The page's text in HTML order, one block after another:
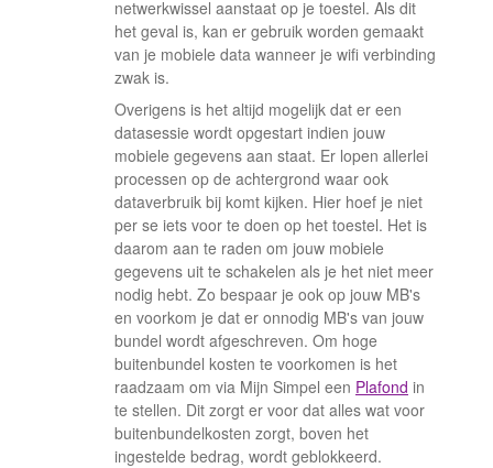
netwerkwissel aanstaat op je toestel. Als dit
het geval is, kan er gebruik worden gemaakt
van je mobiele data wanneer je wifi verbinding
zwak is.
Overigens is het altijd mogelijk dat er een
datasessie wordt opgestart indien jouw
mobiele gegevens aan staat. Er lopen allerlei
processen op de achtergrond waar ook
dataverbruik bij komt kijken. Hier hoef je niet
per se iets voor te doen op het toestel. Het is
daarom aan te raden om jouw mobiele
gegevens uit te schakelen als je het niet meer
nodig hebt. Zo bespaar je ook op jouw MB's
en voorkom je dat er onnodig MB's van jouw
bundel wordt afgeschreven. Om hoge
buitenbundel kosten te voorkomen is het
raadzaam om via Mijn Simpel een Plafond in
te stellen. Dit zorgt er voor dat alles wat voor
buitenbundelkosten zorgt, boven het
ingestelde bedrag, wordt geblokkeerd.